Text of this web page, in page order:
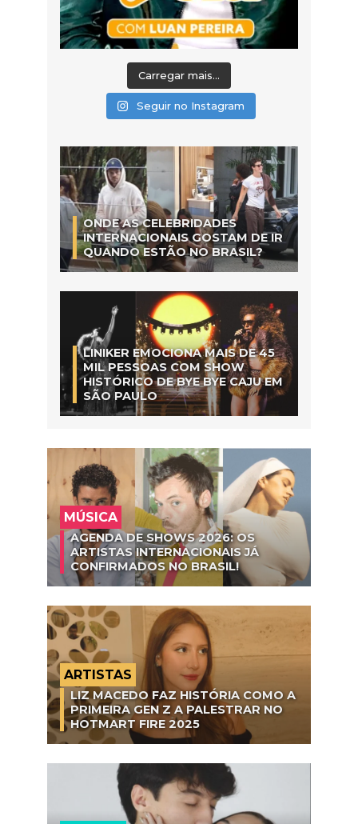
Carregar mais...
Seguir no Instagram
ONDE AS CELEBRIDADES
INTERNACIONAIS GOSTAM DE IR
QUANDO ESTÃO NO BRASIL?
LINIKER EMOCIONA MAIS DE 45
MIL PESSOAS COM SHOW
HISTÓRICO DE BYE BYE CAJU EM
SÃO PAULO
MÚSICA
AGENDA DE SHOWS 2026: OS
ARTISTAS INTERNACIONAIS JÁ
CONFIRMADOS NO BRASIL!
ARTISTAS
LIZ MACEDO FAZ HISTÓRIA COMO A
PRIMEIRA GEN Z A PALESTRAR NO
HOTMART FIRE 2025